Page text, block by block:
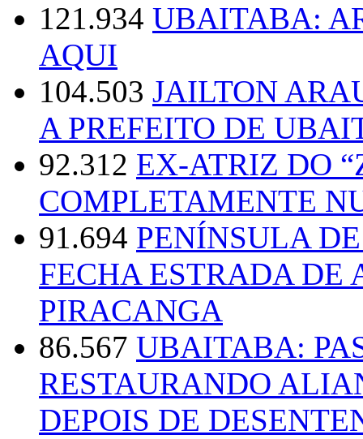
121.934 UBAITABA:
AQUI
104.503 JAILTON
A PREFEITO DE
92.312 EX-ATRIZ DO
COMPLETAMENTE
91.694 PENÍNSULA
FECHA ESTRADA DE
PIRACANGA
86.567 UBAITABA:
RESTAURANDO
DEPOIS DE